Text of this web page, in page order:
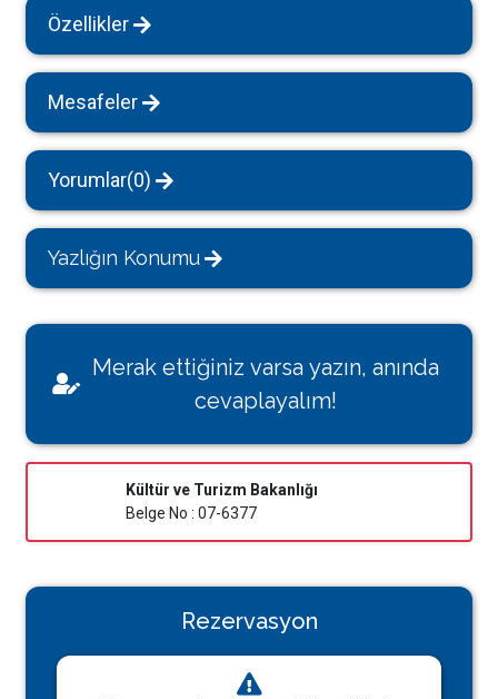
Özellikler
Mesafeler
Yorumlar(0)
Yazlığın Konumu
Merak ettiğiniz varsa yazın, anında
cevaplayalım!
Kültür ve Turizm Bakanlığı
Belge No : 07-6377
Rezervasyon